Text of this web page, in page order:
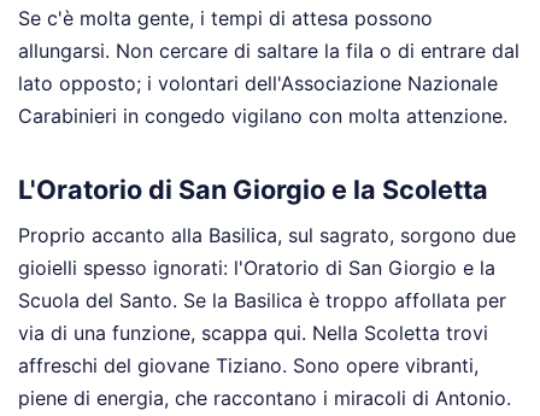
Se c'è molta gente, i tempi di attesa possono
allungarsi. Non cercare di saltare la fila o di entrare dal
lato opposto; i volontari dell'Associazione Nazionale
Carabinieri in congedo vigilano con molta attenzione.
L'Oratorio di San Giorgio e la Scoletta
Proprio accanto alla Basilica, sul sagrato, sorgono due
gioielli spesso ignorati: l'Oratorio di San Giorgio e la
Scuola del Santo. Se la Basilica è troppo affollata per
via di una funzione, scappa qui. Nella Scoletta trovi
affreschi del giovane Tiziano. Sono opere vibranti,
piene di energia, che raccontano i miracoli di Antonio.